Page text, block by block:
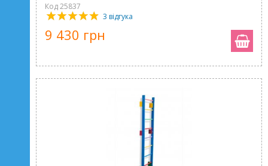
Код 25837
3 відгука
9 430 грн